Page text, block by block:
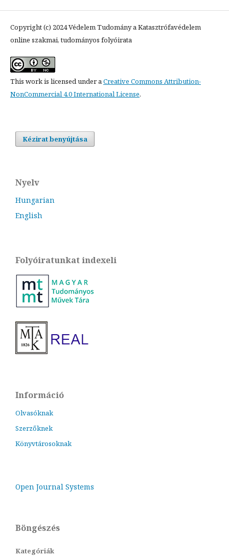
Copyright (c) 2024 Védelem Tudomány a Katasztrófavédelem
online szakmai, tudományos folyóirata
This work is licensed under aCreative Commons Attribution-
NonCommercial 4.0 International License.
Kézirat benyújtása
Nyelv
Hungarian
English
Folyóiratunkat indexeli
Információ
Olvasóknak
Szerzőknek
Könyvtárosoknak
Open Journal Systems
Böngészés
Kategóriák